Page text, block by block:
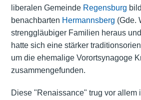
liberalen Gemeinde Regensburg
benachbarten Hermannsberg (Gde.
strenggläubiger Familien heraus
hatte sich eine stärker
um die ehemalige Vorortsynagoge
zusammengefunden.
Diese "Renaissance" trug vor allem